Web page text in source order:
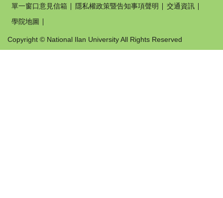
單一窗口意見信箱 隱私權政策暨告知事項聲明
交通資訊
學院地圖
Copyright © National Ilan University All Rights Reserved